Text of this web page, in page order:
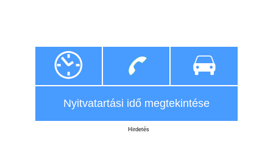
Nyitvatartási idő megtekintése
Hirdetés